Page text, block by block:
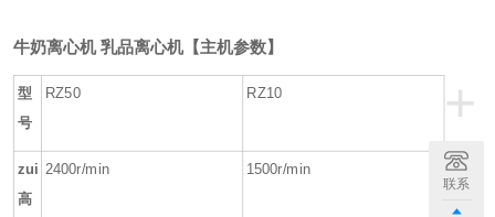
牛奶离心机 乳品离心机【主机参数】
+
型
号
RZ50 RZ10
zui
高
2400r/min 1500r/min
联系